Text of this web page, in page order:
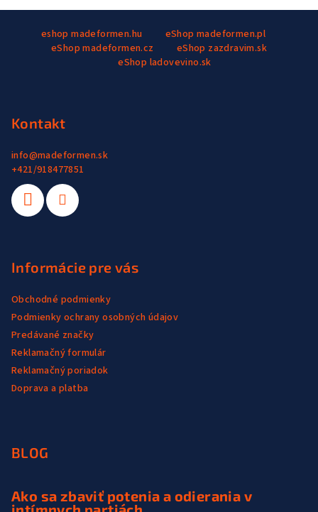
eshop madeformen.hu
eShop madeformen.pl
eShop madeformen.cz
eShop zazdravim.sk
eShop ladovevino.sk
Kontakt
info@madeformen.sk
+421/918477851
Informácie pre vás
Obchodné podmienky
Podmienky ochrany osobných údajov
Predávané značky
Reklamačný formulár
Reklamačný poriadok
Doprava a platba
BLOG
Ako sa zbaviť potenia a odierania v